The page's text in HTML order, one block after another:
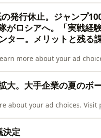
発行休止。ジャンプ
がロシアへ。「実戦
ター。メリットと残る
more about your ad
大。大手企業の夏のボー
about your ad choices.
決定